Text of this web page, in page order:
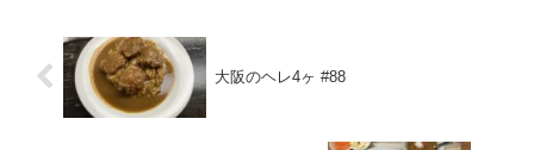
大阪のヘレ4ヶ #88